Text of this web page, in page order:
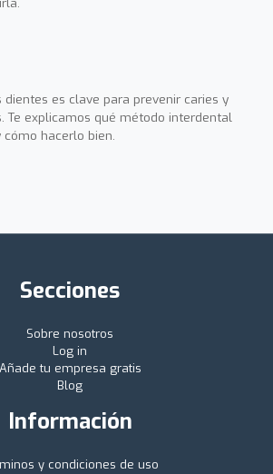
es clave para prevenir caries y
Te explicamos qué método interdental
hacerlo bien.
Secciones
Sobre nosotros
Log in
Añade tu empresa gratis
Blog
Información
y condiciones de uso